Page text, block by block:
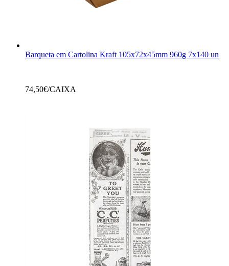
Barqueta em Cartolina Kraft 105x72x45mm 960g 7x140 un
74,50€/CAIXA